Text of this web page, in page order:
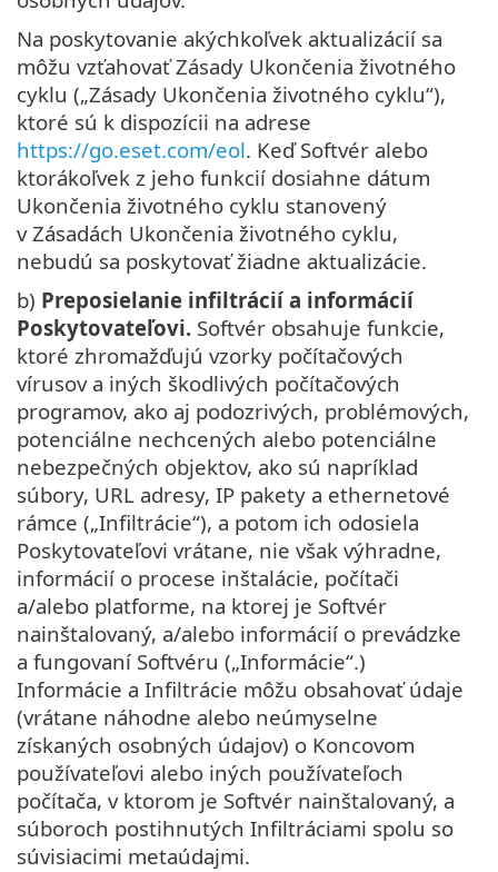
Na poskytovanie akýchkoľvek aktualizácií sa
môžu vzťahovať Zásady Ukončenia životného
cyklu („Zásady Ukončenia životného cyklu“),
ktoré sú k dispozícii na adrese
https://go.eset.com/eol. Keď Softvér alebo
ktorákoľvek z jeho funkcií dosiahne dátum
Ukončenia životného cyklu stanovený
v Zásadách Ukončenia životného cyklu,
nebudú sa poskytovať žiadne aktualizácie.
b) Preposielanie infiltrácií a informácií
Poskytovateľovi. Softvér obsahuje funkcie,
ktoré zhromažďujú vzorky počítačových
vírusov a iných škodlivých počítačových
programov, ako aj podozrivých, problémových,
potenciálne nechcených alebo potenciálne
nebezpečných objektov, ako sú napríklad
súbory, URL adresy, IP pakety a ethernetové
rámce („Infiltrácie“), a potom ich odosiela
Poskytovateľovi vrátane, nie však výhradne,
informácií o procese inštalácie, počítači
a/alebo platforme, na ktorej je Softvér
nainštalovaný, a/alebo informácií o prevádzke
a fungovaní Softvéru („Informácie“.)
Informácie a Infiltrácie môžu obsahovať údaje
(vrátane náhodne alebo neúmyselne
získaných osobných údajov) o Koncovom
používateľovi alebo iných používateľoch
počítača, v ktorom je Softvér nainštalovaný, a
súboroch postihnutých Infiltráciami spolu so
súvisiacimi metaúdajmi.